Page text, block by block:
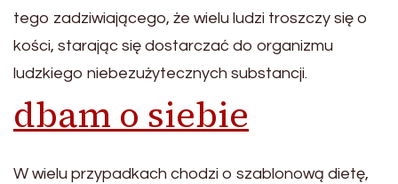
tego zadziwiającego, że wielu ludzi troszczy się o
kości, starając się dostarczać do organizmu
ludzkiego niebezużytecznych substancji.
dbam o siebie
W wielu przypadkach chodzi o szablonową dietę,